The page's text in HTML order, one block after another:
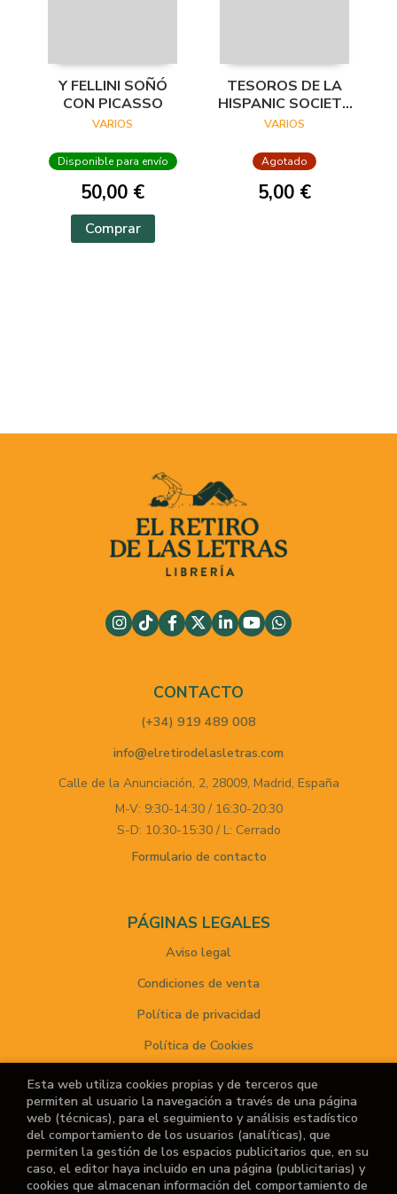
Y FELLINI SOÑÓ
CON PICASSO
VARIOS
Disponible para envío
50,00 €
Comprar
TESOROS DE LA
HISPANIC SOCIETY
OF AMERICA.
MUNDO HISPÁNICO
VARIOS
Agotado
5,00 €
CONTACTO
(+34) 919 489 008
info@elretirodelasletras.com
Calle de la Anunciación, 2, 28009, Madrid, España
M-V: 9:30-14:30 / 16:30-20:30
S-D: 10:30-15:30 / L: Cerrado
Formulario de contacto
PÁGINAS LEGALES
Aviso legal
Condiciones de venta
Política de privacidad
Política de Cookies
ATENCIÓN AL CLIENTE
Quiénes somos
Noticias
Esta web utiliza cookies propias y de terceros que
permiten al usuario la navegación a través de una página
web (técnicas), para el seguimiento y análisis estadístico
del comportamiento de los usuarios (analíticas), que
permiten la gestión de los espacios publicitarios que, en su
caso, el editor haya incluido en una página (publicitarias) y
cookies que almacenan información del comportamiento de